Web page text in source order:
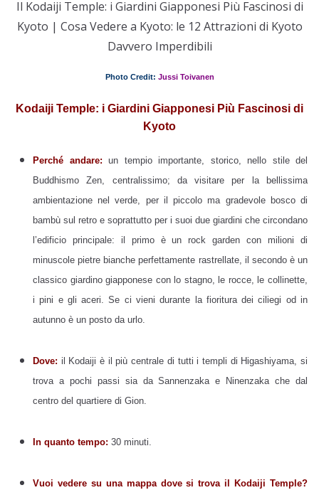
Il Kodaiji Temple: i Giardini Giapponesi Più Fascinosi di
Kyoto | Cosa Vedere a Kyoto: le 12 Attrazioni di Kyoto
Davvero Imperdibili
Photo Credit: Jussi Toivanen
Kodaiji Temple: i Giardini Giapponesi Più Fascinosi di
Kyoto
Perché andare: un tempio importante, storico, nello stile del
Buddhismo Zen, centralissimo; da visitare per la bellissima
ambientazione nel verde, per il piccolo ma gradevole bosco di
bambù sul retro e soprattutto per i suoi due giardini che circondano
l’edificio principale: il primo è un rock garden con milioni di
minuscole pietre bianche perfettamente rastrellate, il secondo è un
classico giardino giapponese con lo stagno, le rocce, le collinette,
i pini e gli aceri. Se ci vieni durante la fioritura dei ciliegi od in
autunno è un posto da urlo.
Dove: il Kodaiji è il più centrale di tutti i templi di Higashiyama, si
trova a pochi passi sia da Sannenzaka e Ninenzaka che dal
centro del quartiere di Gion.
In quanto tempo: 30 minuti.
Vuoi vedere su una mappa dove si trova il Kodaiji Temple?